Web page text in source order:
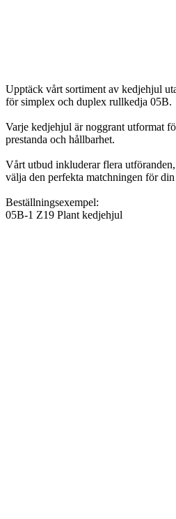
Upptäck vårt sortiment av kedjehjul
för simplex och duplex rullkedja 05B.
Varje kedjehjul är noggrant utformat
prestanda och hållbarhet.
Vårt utbud inkluderar flera
välja den perfekta matchningen för
Beställningsexempel:
05B-1 Z19 Plant kedjehjul